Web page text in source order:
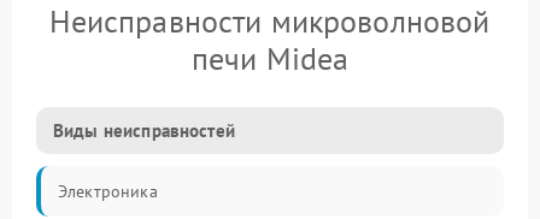
Неисправности микроволновой
печи Midea
Виды неисправностей
Электроника